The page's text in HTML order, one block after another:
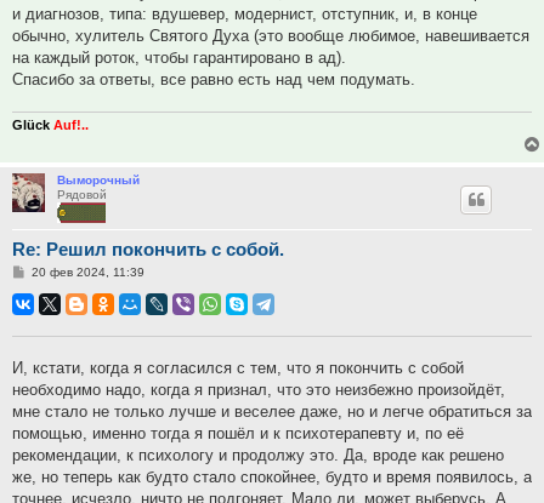
и диагнозов, типа: вдушевер, модернист, отступник, и, в конце
обычно, хулитель Святого Духа (это вообще любимое, навешивается
на каждый роток, чтобы гарантировано в ад).
Спасибо за ответы, все равно есть над чем подумать.
Glück Auf!..
Выморочный
Рядовой
Re: Решил покончить с собой.
Сообщение
20 фев 2024, 11:39
И, кстати, когда я согласился с тем, что я покончить с собой
необходимо надо, когда я признал, что это неизбежно произойдёт,
мне стало не только лучше и веселее даже, но и легче обратиться за
помощью, именно тогда я пошёл и к психотерапевту и, по её
рекомендации, к психологу и продолжу это. Да, вроде как решено
же, но теперь как будто стало спокойнее, будто и время появилось, а
точнее, исчезло, ничто не подгоняет. Мало ли, может выберусь. А